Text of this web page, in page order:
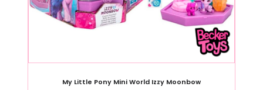
My Little Pony Mini World Izzy Moonbow